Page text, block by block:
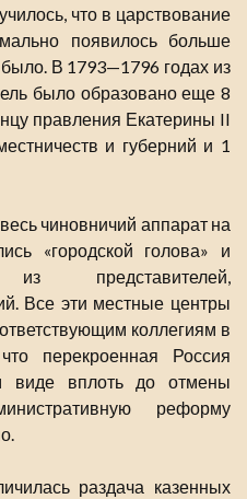
что в царствование
появилось больше
В 1793—1796 годах из
было образовано еще 8
правления Екатерины II
и губерний и 1
чиновничий аппарат на
«городской голова» и
представителей,
Все эти местные центры
коллегиям в
перекроенная Россия
виде вплоть до отмены
реформу
раздача казенных